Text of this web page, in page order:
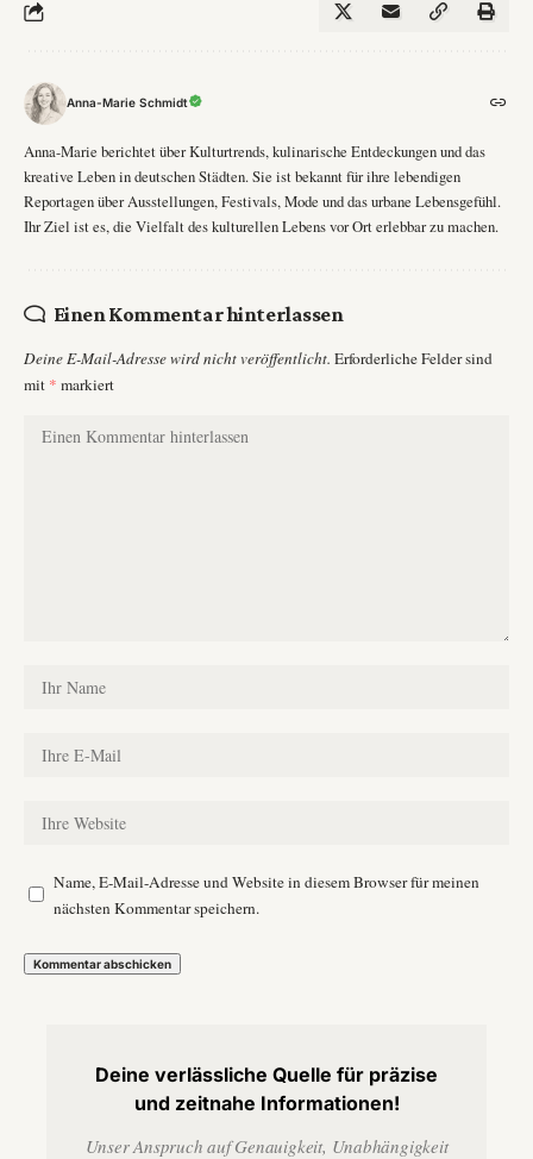
Anna-Marie Schmidt
Anna-Marie berichtet über Kulturtrends, kulinarische Entdeckungen und das
kreative Leben in deutschen Städten. Sie ist bekannt für ihre lebendigen
Reportagen über Ausstellungen, Festivals, Mode und das urbane Lebensgefühl.
Ihr Ziel ist es, die Vielfalt des kulturellen Lebens vor Ort erlebbar zu machen.
Einen Kommentar hinterlassen
Deine E-Mail-Adresse wird nicht veröffentlicht. Erforderliche Felder sind
mit * markiert
Name, E-Mail-Adresse und Website in diesem Browser für meinen
nächsten Kommentar speichern.
Deine verlässliche Quelle für präzise
und zeitnahe Informationen!
Unser Anspruch auf Genauigkeit, Unabhängigkeit